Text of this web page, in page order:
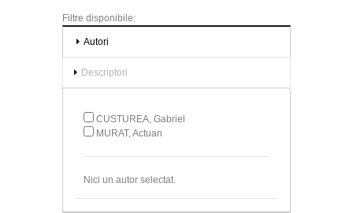
Filtre disponibile:
Autori
Descriptori
CUSTUREA, Gabriel
MURAT, Actuan
Nici un autor selectat.